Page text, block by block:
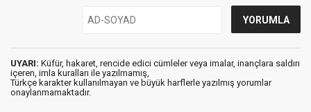
UYARI: Küfür, hakaret, rencide edici cümleler veya imalar, inançlara saldırı
içeren, imla kuralları ile yazılmamış,
Türkçe karakter kullanılmayan ve büyük harflerle yazılmış yorumlar
onaylanmamaktadır.